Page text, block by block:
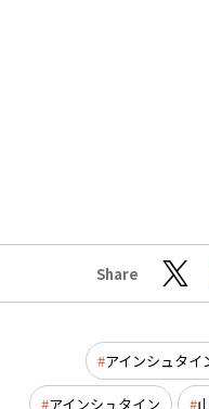
Share
アインシュタイ
アインシュタイン